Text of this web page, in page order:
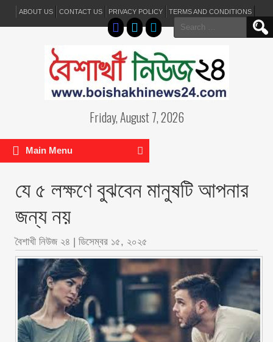
ABOUT US CONTACT US PRIVACY POLICY TERMS AND CONDITIONS
Search
for:
Friday, August 7, 2026
Main Menu
যে ৫ লক্ষণে বুঝবেন মানুষটি আপনার
জন্য নয়
বৈশাখী নিউজ ২৪ | ডিসেম্বর ১৫, ২০২৫